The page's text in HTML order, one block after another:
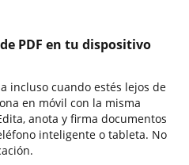
PDF en tu dispositivo
incluso cuando estés lejos de
en móvil con la misma
anota y firma documentos
inteligente o tableta. No